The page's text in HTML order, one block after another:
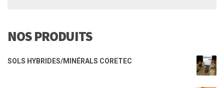
NOS PRODUITS
SOLS HYBRIDES/MINÉRALS CORETEC